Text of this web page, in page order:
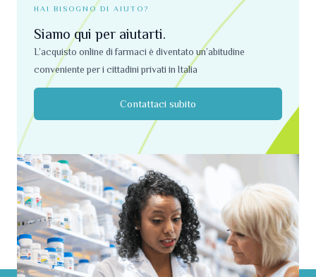
HAI BISOGNO DI AIUTO?
Siamo qui per aiutarti.
L’acquisto online di farmaci è diventato un’abitudine
conveniente per i cittadini privati ​​in Italia
Contattaci subito